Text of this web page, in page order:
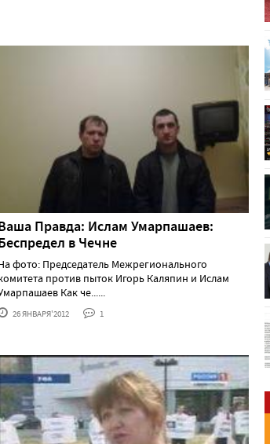
Правда: Ислам Умарпашаев:
в Чечне
фото: Председатель Межрегионального
против пыток Игорь Каляпин и Ислам
Как че......
26 ЯНВАРЯ'2012 1